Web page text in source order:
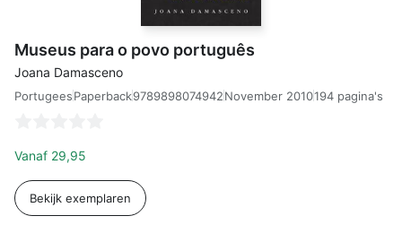
Museus para o povo português
Joana Damasceno
PortugeesPaperback9789898074942November 2010194 pagina's
Vanaf 29,95
Bekijk exemplaren